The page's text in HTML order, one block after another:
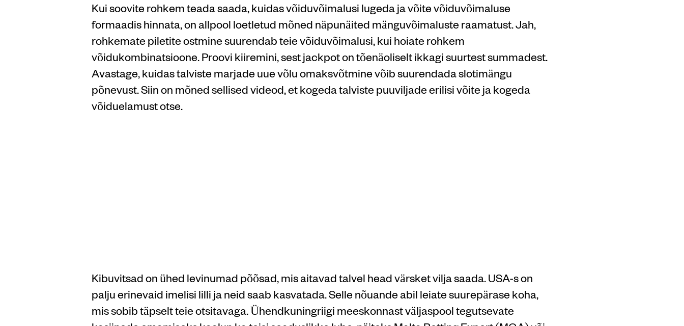
Kui soovite rohkem teada saada, kuidas võiduvõimalusi lugeda ja võite võiduvõimaluse
formaadis hinnata, on allpool loetletud mõned näpunäited mänguvõimaluste raamatust. Jah,
rohkemate piletite ostmine suurendab teie võiduvõimalusi, kui hoiate rohkem
võidukombinatsioone. Proovi kiiremini, sest jackpot on tõenäoliselt ikkagi suurtest summadest.
Avastage, kuidas talviste marjade uue võlu omaksvõtmine võib suurendada slotimängu
põnevust. Siin on mõned sellised videod, et kogeda talviste puuviljade erilisi võite ja kogeda
võiduelamust otse.
Kibuvitsad on ühed levinumad põõsad, mis aitavad talvel head värsket vilja saada. USA-s on
palju erinevaid imelisi lilli ja neid saab kasvatada. Selle nõuande abil leiate suurepärase koha,
mis sobib täpselt teie otsitavaga. Ühendkuningriigi meeskonnast väljaspool tegutsevate